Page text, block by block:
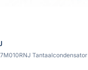
Tantaalcondensator